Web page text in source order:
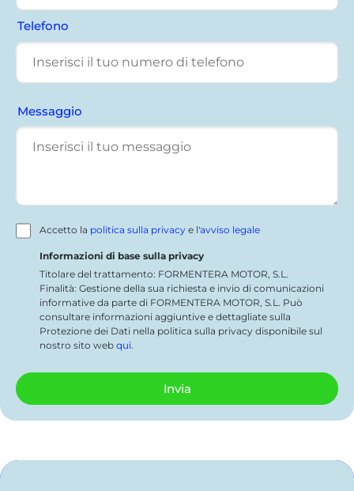
Telefono
Messaggio
Accetto la politica sulla privacy e l'avviso legale
Informazioni di base sulla privacy
Titolare del trattamento: FORMENTERA MOTOR, S.L.
Finalità: Gestione della sua richiesta e invio di comunicazioni
informative da parte di FORMENTERA MOTOR, S.L. Può
consultare informazioni aggiuntive e dettagliate sulla
Protezione dei Dati nella politica sulla privacy disponibile sul
nostro sito web qui.